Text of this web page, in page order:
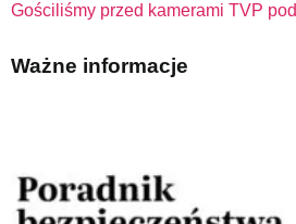
Gościliśmy przed kamerami TVP
Ważne informacje